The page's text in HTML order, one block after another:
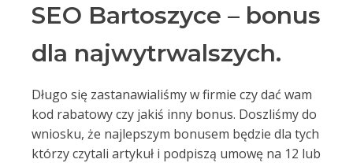
SEO Bartoszyce – bonus
dla najwytrwalszych.
Długo się zastanawialiśmy w firmie czy dać wam
kod rabatowy czy jakiś inny bonus. Doszliśmy do
wniosku, że najlepszym bonusem będzie dla tych
którzy czytali artykuł i podpiszą umowę na 12 lub